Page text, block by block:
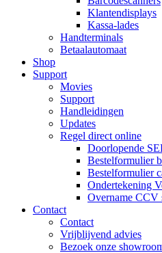
Klantendisplays
Kassa-lades
Handterminals
Betaalautomaat
Shop
Support
Movies
Support
Handleidingen
Updates
Regel direct online
Doorlopende
Bestelformulier
Bestelformulier
Ondertekening
Overname CCV
Contact
Contact
Vrijblijvend advies
Bezoek onze